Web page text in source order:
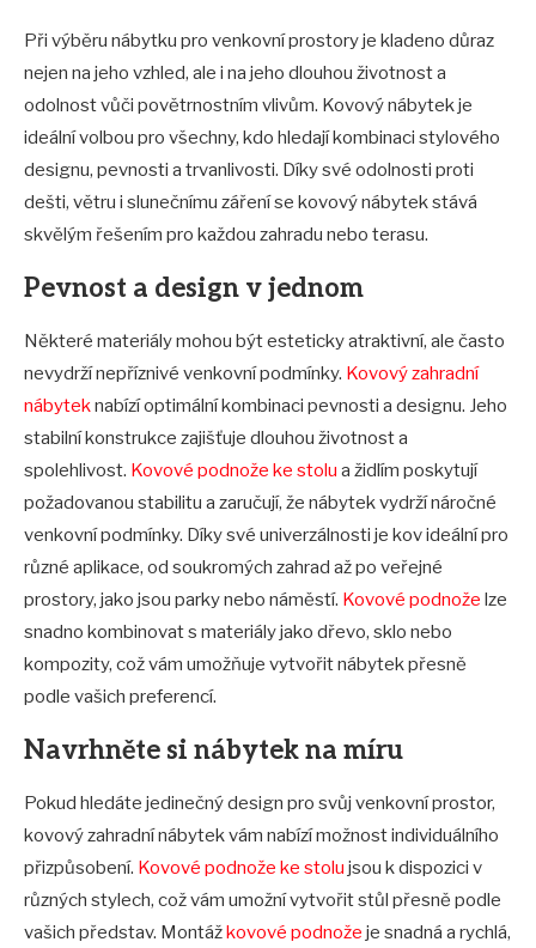
Při výběru nábytku pro venkovní prostory je kladeno důraz
nejen na jeho vzhled, ale i na jeho dlouhou životnost a
odolnost vůči povětrnostním vlivům. Kovový nábytek je
ideální volbou pro všechny, kdo hledají kombinaci stylového
designu, pevnosti a trvanlivosti. Díky své odolnosti proti
dešti, větru i slunečnímu záření se kovový nábytek stává
skvělým řešením pro každou zahradu nebo terasu.
Pevnost a design v jednom
Některé materiály mohou být esteticky atraktivní, ale často
nevydrží nepříznivé venkovní podmínky. Kovový zahradní
nábyteknabízí optimální kombinaci pevnosti a designu. Jeho
stabilní konstrukce zajišťuje dlouhou životnost a
spolehlivost. Kovové podnože ke stolu a židlím poskytují
požadovanou stabilitu a zaručují, že nábytek vydrží náročné
venkovní podmínky. Díky své univerzálnosti je kov ideální pro
různé aplikace, od soukromých zahrad až po veřejné
prostory, jako jsou parky nebo náměstí. Kovové podnože lze
snadno kombinovat s materiály jako dřevo, sklo nebo
kompozity, což vám umožňuje vytvořit nábytek přesně
podle vašich preferencí.
Navrhněte si nábytek na míru
Pokud hledáte jedinečný design pro svůj venkovní prostor,
kovový zahradní nábytek vám nabízí možnost individuálního
přizpůsobení. Kovové podnože ke stolu jsou k dispozici v
různých stylech, což vám umožní vytvořit stůl přesně podle
vašich představ. Montážkovové podnože je snadná a rychlá,